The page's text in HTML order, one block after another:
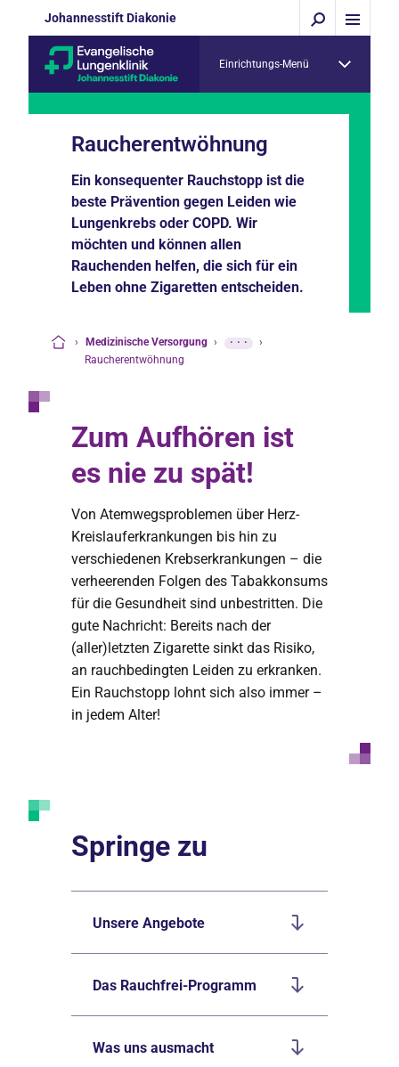
Johannesstift Diakonie
Einrichtungs-Menü
Raucherentwöhnung
Ein konsequenter Rauchstopp ist die
beste Prävention gegen Leiden wie
Lungenkrebs oder COPD. Wir
möchten und können allen
Rauchenden helfen, die sich für ein
Leben ohne Zigaretten entscheiden.
› Medizinische Versorgung › ···
›
Raucherentwöhnung
Zum Aufhören ist
es nie zu spät!
Von Atemwegsproblemen über Herz-
Kreislauferkrankungen bis hin zu
verschiedenen Krebserkrankungen – die
verheerenden Folgen des Tabakkonsums
für die Gesundheit sind unbestritten. Die
gute Nachricht: Bereits nach der
(aller)letzten Zigarette sinkt das Risiko,
an rauchbedingten Leiden zu erkranken.
Ein Rauchstopp lohnt sich also immer –
in jedem Alter!
Springe zu
Unsere Angebote
Das Rauchfrei-Programm
Was uns ausmacht